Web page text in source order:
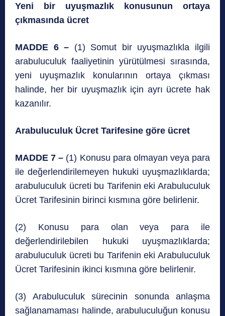
Yeni bir uyuşmazlık konusunun ortaya
çıkmasında ücret
MADDE 6 – (1) Somut bir uyuşmazlıkla ilgili
arabuluculuk faaliyetinin yürütülmesi sırasında,
yeni uyuşmazlık konularının ortaya çıkması
halinde, her bir uyuşmazlık için ayrı ücrete hak
kazanılır.
Arabuluculuk Ücret Tarifesine göre ücret
MADDE 7 – (1) Konusu para olmayan veya para
ile değerlendirilemeyen hukuki uyuşmazlıklarda;
arabuluculuk ücreti bu Tarifenin eki Arabuluculuk
Ücret Tarifesinin birinci kısmına göre belirlenir.
(2) Konusu para olan veya para ile
değerlendirilebilen hukuki uyuşmazlıklarda;
arabuluculuk ücreti bu Tarifenin eki Arabuluculuk
Ücret Tarifesinin ikinci kısmına göre belirlenir.
(3) Arabuluculuk sürecinin sonunda anlaşma
sağlanamaması halinde, arabuluculuğun konusu